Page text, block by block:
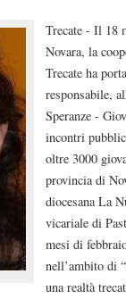
Trecate - Il 18
Novara, la
Trecate ha
responsabile,
Speranze -
incontri
oltre 3000
provincia di
diocesana La
vicariale di
mesi di
nell’ambito di
una realtà